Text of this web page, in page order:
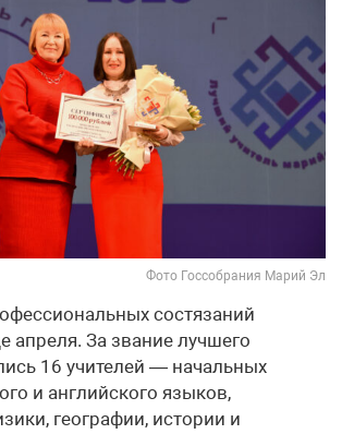
Фото Госсобрания Марий Эл
состязаний
апреля. За звание лучшего
16 учителей — начальных
и английского языков,
географии, истории и